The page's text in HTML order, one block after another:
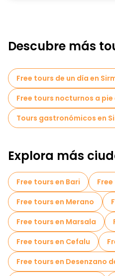
Descubre más
Free tours de un día en
Free tours nocturnos a pie
Tours gastronómicos en
Explora más
Free tours en Bari
Free tours en Merano
Free tours en Marsala
Free tours en Cefalu
Free tours en Desenzano